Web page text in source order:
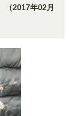
（2017年02月